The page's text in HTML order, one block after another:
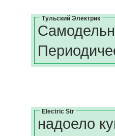
Тульский Электрик
Electric Str
надоело